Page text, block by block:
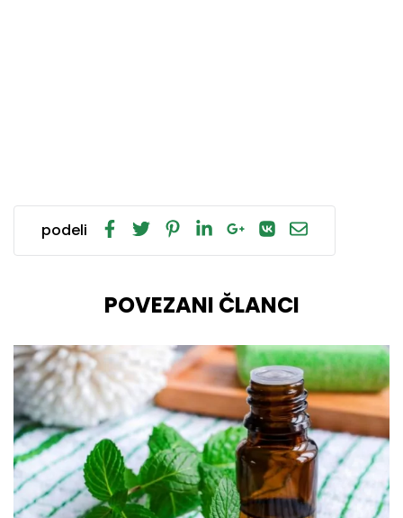
podeli
POVEZANI ČLANCI